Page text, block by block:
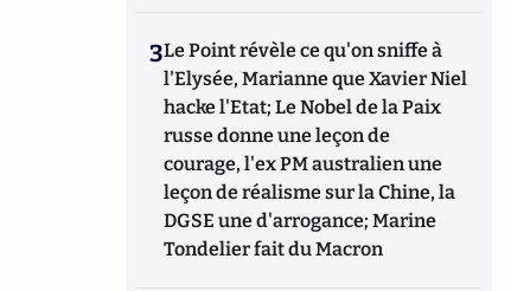
3Le Point révèle ce qu'on sniffe à
l'Elysée, Marianne que Xavier Niel
hacke l'Etat; Le Nobel de la Paix
russe donne une leçon de
courage, l'ex PM australien une
leçon de réalisme sur la Chine, la
DGSE une d'arrogance; Marine
Tondelier fait du Macron